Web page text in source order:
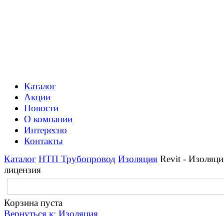
Каталог
Акции
Новости
О компании
Интересно
Контакты
Каталог НТП Трубопровод Изоляция Revit -
лицензия
Корзина пуста
Вернуться к: Изоляция